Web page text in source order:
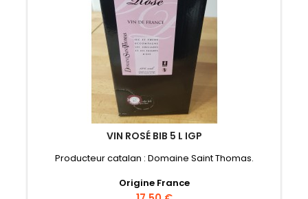
VIN ROSÉ BIB 5 L IGP
Producteur catalan : Domaine Saint Thomas.
Origine France